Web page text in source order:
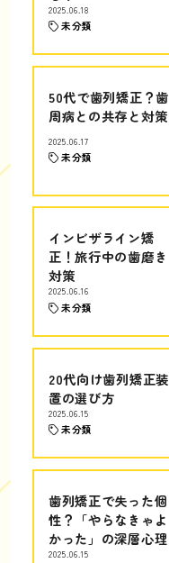
2025.06.18
未分類
50代で歯列矯正？歯
周病との共存と対策
2025.06.17
未分類
インビザライン矯
正！旅行中の歯磨き
対策
2025.06.16
未分類
20代向け歯列矯正装
置の選び方
2025.06.15
未分類
歯列矯正で失った個
性？「やらなきゃよ
かった」の深層心理
2025.06.15